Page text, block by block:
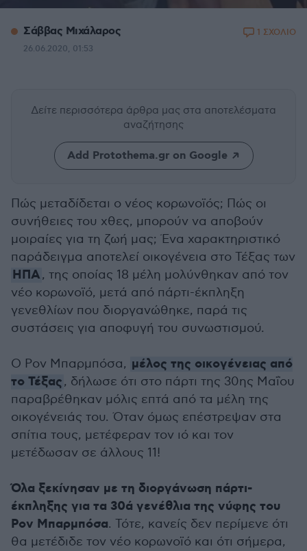
Σάββας Μιχάλαρος
26.06.2020, 01:53
1 ΣΧΟΛΙΟ
Δείτε περισσότερα άρθρα μας στα αποτελέσματα
αναζήτησης
Add Protothema.gr on Google
Πώς μεταδίδεται ο νέος κορωνοϊός; Πώς οι
συνήθειες του χθες, μπορούν να αποβούν
μοιραίες για τη ζωή μας; Ένα χαρακτηριστικό
παράδειγμα αποτελεί οικογένεια στο Τέξας των
ΗΠΑ, της οποίας 18 μέλη μολύνθηκαν από τον
νέο κορωνοϊό, μετά από πάρτι-έκπληξη
γενεθλίων που διοργανώθηκε, παρά τις
συστάσεις για αποφυγή του συνωστισμού.
Ο Ρον Μπαρμπόσα, μέλος της οικογένειας από
το Τέξας, δήλωσε ότι στο πάρτι της 30ης Μαΐου
παραβρέθηκαν μόλις επτά από τα μέλη της
οικογένειάς του. Όταν όμως επέστρεψαν στα
σπίτια τους, μετέφεραν τον ιό και τον
μετέδωσαν σε άλλους 11!
Όλα ξεκίνησαν με τη διοργάνωση πάρτι-
έκπληξης για τα 30ά γενέθλια της νύφης του
Ρον Μπαρμπόσα. Τότε, κανείς δεν περίμενε ότι
θα μετέδιδε τον νέο κορωνοϊό και ότι σήμερα,